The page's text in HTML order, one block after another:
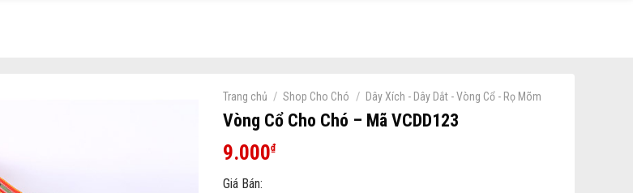
Trang chủ / Shop Cho Chó / Dây Xích - Dây Dắt - Vòng Cổ - Rọ Mõm
Vòng Cổ Cho Chó – Mã VCDD123
9.000₫
Giá Bán: